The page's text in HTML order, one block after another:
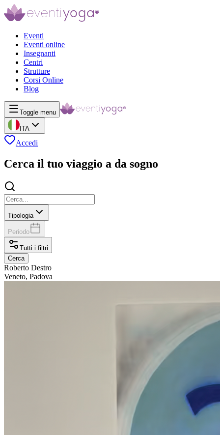
Eventi
Eventi online
Insegnanti
Centri
Strutture
Corsi Online
Blog
Toggle menu
ITA
Accedi
Cerca il tuo viaggio a da sogno
Tipologia
Periodo
Tutti i filtri
Cerca
Roberto Destro
Veneto, Padova